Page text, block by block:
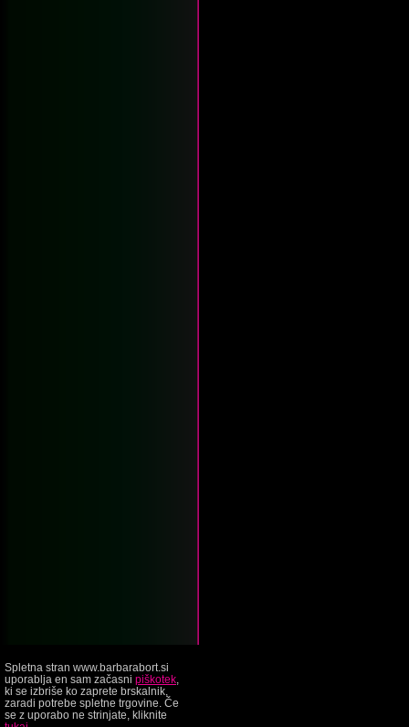
Spletna stran www.barbarabort.si
uporablja en sam začasni piškotek,
ki se izbriše ko zaprete brskalnik,
zaradi potrebe spletne trgovine. Če
se z uporabo ne strinjate, kliknite